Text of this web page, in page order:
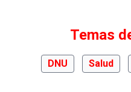
Temas
DNU Salud